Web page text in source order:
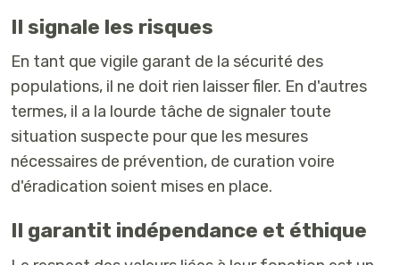
Il signale les risques
En tant que vigile garant de la sécurité des
populations, il ne doit rien laisser filer. En d'autres
termes, il a la lourde tâche de signaler toute
situation suspecte pour que les mesures
nécessaires de prévention, de curation voire
d'éradication soient mises en place.
Il garantit indépendance et éthique